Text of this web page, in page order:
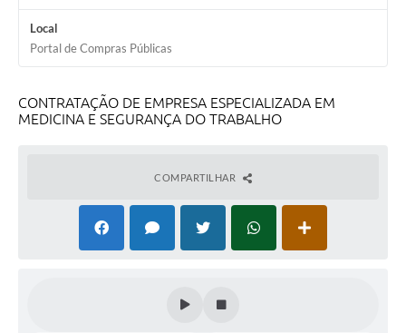
Ouvidoria
Audiências Públicas
Arquivos para Download
Galeria de Vídeos
Local
Portal de Compras Públicas
CONTRATAÇÃO DE EMPRESA ESPECIALIZADA EM
MEDICINA E SEGURANÇA DO TRABALHO
COMPARTILHAR